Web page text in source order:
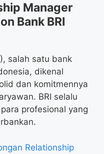
Manager
Bank BRI
salah satu bank
dikenal
dan komitmennya
BRI selalu
profesional yang
Relationship